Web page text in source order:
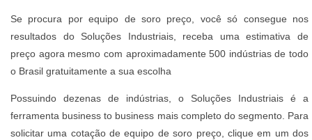
Se procura por equipo de soro preço, você só consegue nos
resultados do Soluções Industriais, receba uma estimativa de
preço agora mesmo com aproximadamente 500 indústrias de todo
o Brasil gratuitamente a sua escolha
Possuindo dezenas de indústrias, o Soluções Industriais é a
ferramenta business to business mais completo do segmento. Para
solicitar uma cotação de equipo de soro preço, clique em um dos